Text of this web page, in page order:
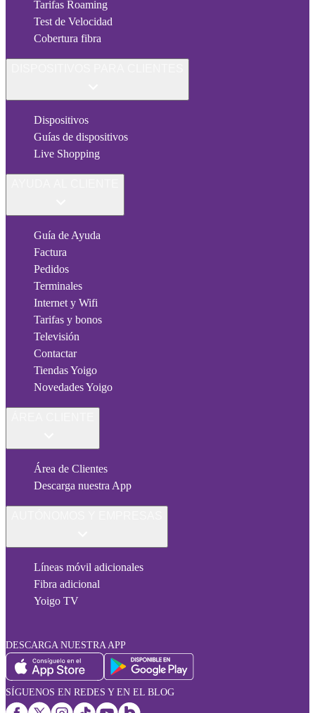
Tarifas Roaming
Test de Velocidad
Cobertura fibra
Dispositivos
Guías de dispositivos
Live Shopping
Guía de Ayuda
Factura
Pedidos
Terminales
Internet y Wifi
Tarifas y bonos
Televisión
Contactar
Tiendas Yoigo
Novedades Yoigo
Área de Clientes
Descarga nuestra App
Líneas móvil adicionales
Fibra adicional
Yoigo TV
DESCARGA NUESTRA APP
SÍGUENOS EN REDES Y EN EL BLOG